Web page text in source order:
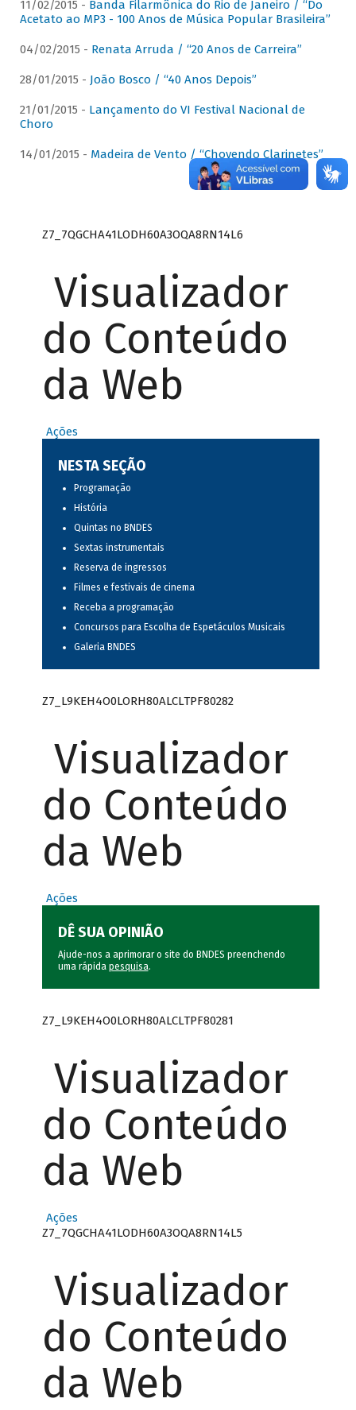
11/02/2015 - Banda Filarmônica do Rio de Janeiro / “Do
Acetato ao MP3 - 100 Anos de Música Popular Brasileira”
04/02/2015 - Renata Arruda / “20 Anos de Carreira”
28/01/2015 - João Bosco / “40 Anos Depois”
21/01/2015 - Lançamento do VI Festival Nacional de
Choro
14/01/2015 - Madeira de Vento / “Chovendo Clarinetes”
Z7_7QGCHA41LODH60A3OQA8RN14L6
Visualizador
do Conteúdo
da Web
Ações
NESTA SEÇÃO
Programação
História
Quintas no BNDES
Sextas instrumentais
Reserva de ingressos
Filmes e festivais de cinema
Receba a programação
Concursos para Escolha de Espetáculos Musicais
Galeria BNDES
Z7_L9KEH4O0LORH80ALCLTPF80282
Visualizador
do Conteúdo
da Web
Ações
DÊ SUA OPINIÃO
Ajude-nos a aprimorar o site do BNDES preenchendo
uma rápida pesquisa.
Z7_L9KEH4O0LORH80ALCLTPF80281
Visualizador
do Conteúdo
da Web
Ações
Z7_7QGCHA41LODH60A3OQA8RN14L5
Visualizador
do Conteúdo
da Web